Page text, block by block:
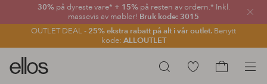
30% på dyreste vare* + 15%på resten av ordern.* Inkl.
massevis av møbler! Bruk kode: 3015
OUTLET DEAL - 25% ekstra rabatt på alt i vår outlet. Benytt
kode: ALLOUTLET
Lukk
Søk
Ellos
logo
Gå